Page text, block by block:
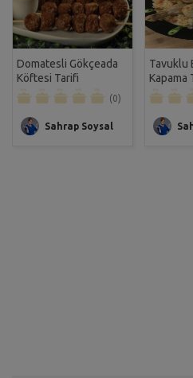
Domatesli Gökçeada
Köftesi Tarifi
(0)
Sahrap Soysal
Tavuklu
Kapama